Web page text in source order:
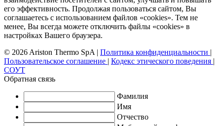
его эффективность. Продолжая пользоваться сайтом, Вы
соглашаетесь с использованием файлов «cookies». Тем не
менее, Вы всегда можете отключить файлы «cookies» в
настройках Вашего браузера.
© 2026 Ariston Thermo SpA | Политика конфиденциальности |
Пользовательское соглашение | Кодекс этического поведения |
СОУТ
Обратная связь
Фамилия
Имя
Отчество